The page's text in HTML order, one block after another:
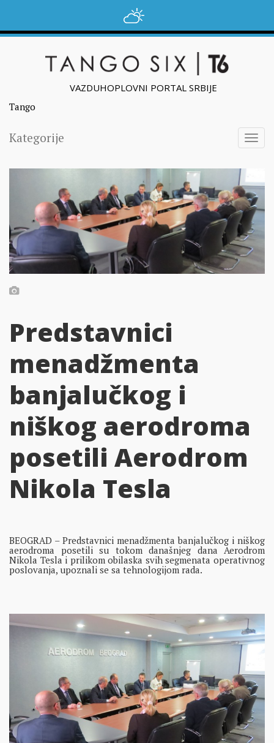
VAZDUHOPLOVNI PORTAL SRBIJE
Tango
Kategorije
Predstavnici
menadžmenta
banjalučkog i
niškog aerodroma
posetili Aerodrom
Nikola Tesla
BEOGRAD – Predstavnici menadžmenta banjalučkog i niškog
aerodroma posetili su tokom današnjeg dana Aerodrom
Nikola Tesla i prilikom obilaska svih segmenata operativnog
poslovanja, upoznali se sa tehnologijom rada.